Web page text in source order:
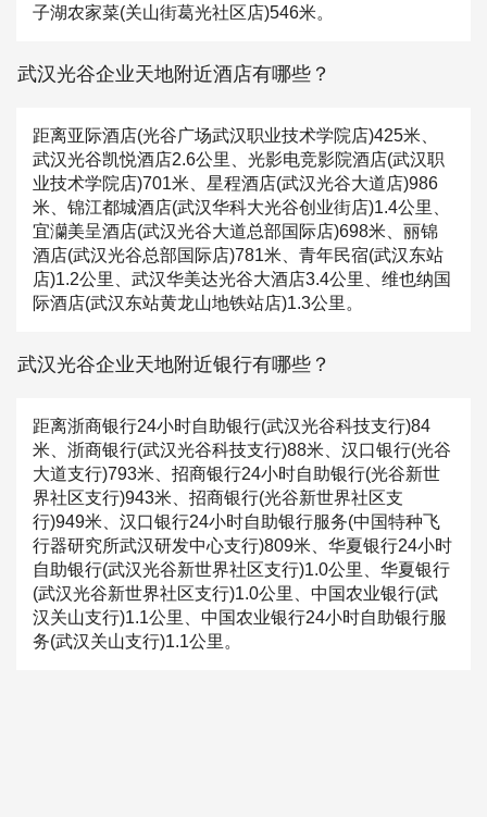
子湖农家菜(关山街葛光社区店)546米。
武汉光谷企业天地附近酒店有哪些？
距离亚际酒店(光谷广场武汉职业技术学院店)425米、
武汉光谷凯悦酒店2.6公里、光影电竞影院酒店(武汉职
业技术学院店)701米、星程酒店(武汉光谷大道店)986
米、锦江都城酒店(武汉华科大光谷创业街店)1.4公里、
宜灡美呈酒店(武汉光谷大道总部国际店)698米、丽锦
酒店(武汉光谷总部国际店)781米、青年民宿(武汉东站
店)1.2公里、武汉华美达光谷大酒店3.4公里、维也纳国
际酒店(武汉东站黄龙山地铁站店)1.3公里。
武汉光谷企业天地附近银行有哪些？
距离浙商银行24小时自助银行(武汉光谷科技支行)84
米、浙商银行(武汉光谷科技支行)88米、汉口银行(光谷
大道支行)793米、招商银行24小时自助银行(光谷新世
界社区支行)943米、招商银行(光谷新世界社区支
行)949米、汉口银行24小时自助银行服务(中国特种飞
行器研究所武汉研发中心支行)809米、华夏银行24小时
自助银行(武汉光谷新世界社区支行)1.0公里、华夏银行
(武汉光谷新世界社区支行)1.0公里、中国农业银行(武
汉关山支行)1.1公里、中国农业银行24小时自助银行服
务(武汉关山支行)1.1公里。